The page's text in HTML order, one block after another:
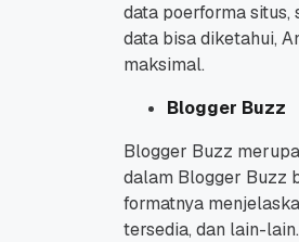
data poerforma
data bisa diketahui,
maksimal.
Blogger Buzz
Blogger Buzz
dalam Blogger Buzz
formatnya
tersedia, dan lain-lain.